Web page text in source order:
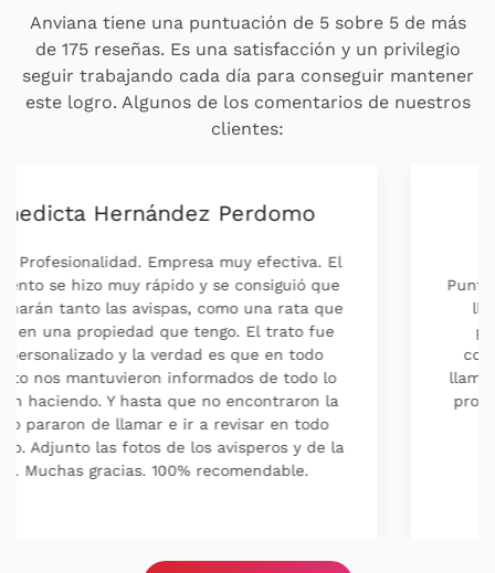
Anviana tiene una puntuación de 5 sobre 5 de más
de 175 reseñas. Es una satisfacción y un privilegio
seguir trabajando cada día para conseguir mantener
este logro. Algunos de los comentarios de nuestros
clientes:
Pili Sanagustin
Capacidad de respuesta, Profesionalidad,
Puntualidad, Valor La mejor empresa que conozco,
llevo con ellos años ,ahora ya más bien para
prevenir contra hormigas y cucas. Al ser un
contrato anual cada vez que me hace falta les
llamó , cuadramos cita y vienen , son muy serios y
profesionales al 100 %. Los recomiendo sin duda.